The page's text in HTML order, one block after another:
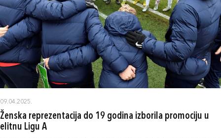
09.04.2025.
Ženska reprezentacija do 19 godina izborila promociju u
elitnu Ligu A